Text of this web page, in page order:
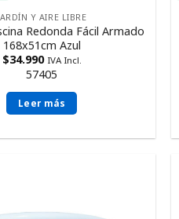
Y AIRE LIBRE
Redonda Fácil Armado
168x51cm Azul
$34.990 IVA Incl.
57405
Leer más